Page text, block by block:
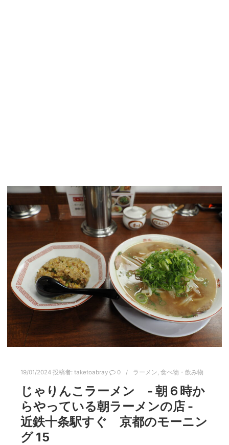
19/01/2024 投稿者: taketoabray 0 ラーメン, 食べ物・飲み物
じゃりんこラーメン ‐ 朝６時か
らやっている朝ラーメンの店 -
近鉄十条駅すぐ 京都のモーニン
グ 15